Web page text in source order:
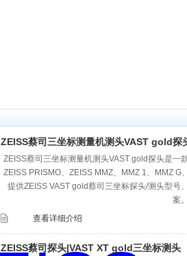
ZEISS蔡司三坐标测量机测头VAST gold探
ZEISS蔡司三坐标测量机测头VAST gold探头是一
ZEISS PRISMO、ZEISS MMZ、MMZ 1、MMZ G
提供ZEISS VAST gold蔡司三坐标探头/测头型号
案。
查看详细介绍
ZEISS蔡司探头|VAST XT gold‌三坐标测头